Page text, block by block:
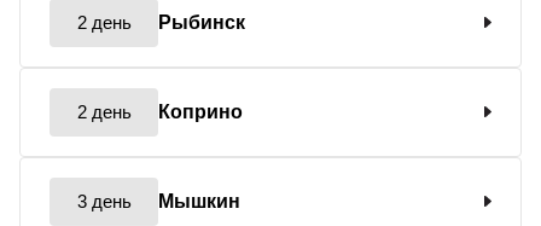
2 день Рыбинск
2 день Коприно
3 день Мышкин